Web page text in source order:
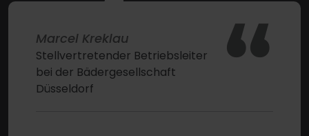
“
Marcel Kreklau
Stellvertretender Betriebsleiter
bei der Bädergesellschaft
Düsseldorf